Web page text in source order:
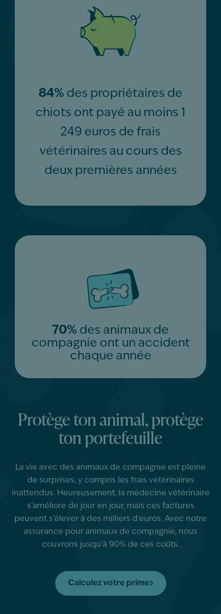
84% des propriétaires de
chiots ont payé au moins 1
249 euros de frais
vétérinaires au cours des
deux premières années
70% des animaux de
compagnie ont un accident
chaque année
Protège ton animal, protège
ton portefeuille
La vie avec des animaux de compagnie est pleine
de surprises, y compris les frais vétérinaires
inattendus. Heureusement, la médecine vétérinaire
s’améliore de jour en jour, mais ces factures
peuvent s’élever à des milliers d’euros. Avec notre
assurance pour animaux de compagnie, nous
couvrons jusqu’à 90% de ces coûts.
Calculez votre prime